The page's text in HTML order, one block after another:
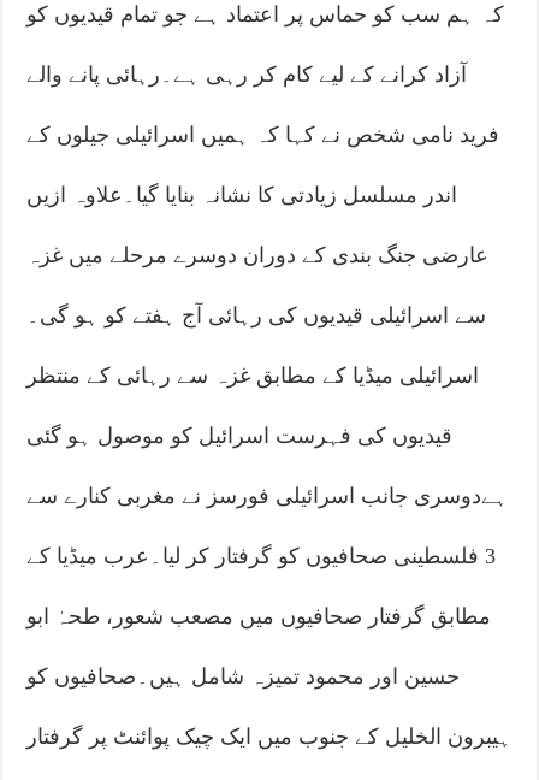
کہ ہم سب کو حماس پر اعتماد ہے جو تمام قیدیوں کو
آزاد کرانے کے لیے کام کر رہی ہے۔رہائی پانے والے
فرید نامی شخص نے کہا کہ ہمیں اسرائیلی جیلوں کے
اندر مسلسل زیادتی کا نشانہ بنایا گیا۔علاوہ ازیں
عارضی جنگ بندی کے دوران دوسرے مرحلے میں غزہ
سے اسرائیلی قیدیوں کی رہائی آج ہفتے کو ہو گی۔
اسرائیلی میڈیا کے مطابق غزہ سے رہائی کے منتظر
قیدیوں کی فہرست اسرائیل کو موصول ہو گئی
ہےدوسری جانب اسرائیلی فورسز نے مغربی کنارے سے
3 فلسطینی صحافیوں کو گرفتار کر لیا۔عرب میڈیا کے
مطابق گرفتار صحافیوں میں مصعب شعور، طحہٰ ابو
حسین اور محمود تمیزہ شامل ہیں۔صحافیوں کو
ہیبرون الخلیل کے جنوب میں ایک چیک پوائنٹ پر گرفتار